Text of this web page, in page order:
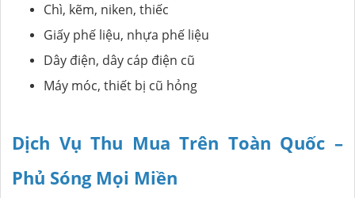
Chì, kẽm, niken, thiếc
Giấy phế liệu, nhựa phế liệu
Dây điện, dây cáp điện cũ
Máy móc, thiết bị cũ hỏng
Dịch Vụ Thu Mua Trên Toàn Quốc –
Phủ Sóng Mọi Miền